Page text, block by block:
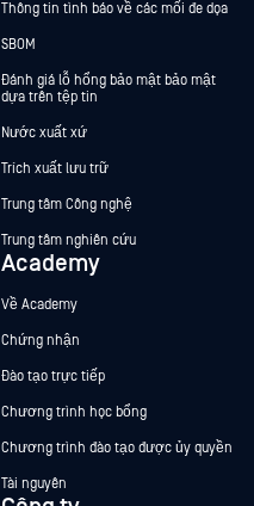
Thông tin tình báo về các mối đe dọa
SBOM
Đánh giá lỗ hổng bảo mật bảo mật
dựa trên tệp tin
Nước xuất xứ
Trích xuất lưu trữ
Trung tâm Công nghệ
Trung tâm nghiên cứu
Academy
Về Academy
Chứng nhận
Đào tạo trực tiếp
Chương trình học bổng
Chương trình đào tạo được ủy quyền
Tài nguyên